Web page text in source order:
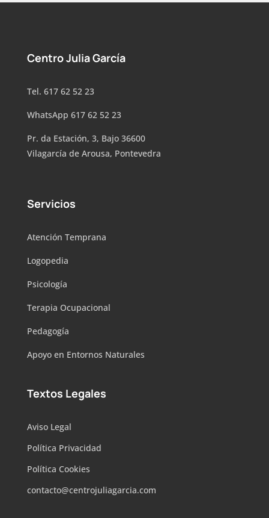
Centro Julia García
Tel. 617 62 52 23
WhatsApp 617 62 52 23
Pr. da Estación, 3, Bajo 36600
Vilagarcía de Arousa, Pontevedra
Servicios
Atención Temprana
Logopedia
Psicología
Terapia Ocupacional
Pedagogía
Apoyo en Entornos Naturales
Textos Legales
Aviso Legal
Política Privacidad
Política Cookies
contacto@centrojuliagarcia.com